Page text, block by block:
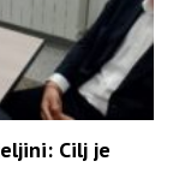
Cilj je